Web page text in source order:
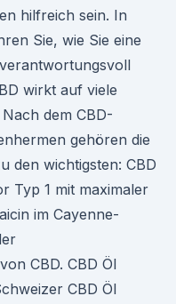
hilfreich sein. In
Sie, wie Sie eine
wirkt auf viele
dem CBD-
gehören die
den wichtigsten: CBD
Typ 1 mit maximaler
im Cayenne-
CBD. CBD Öl
CBD Öl